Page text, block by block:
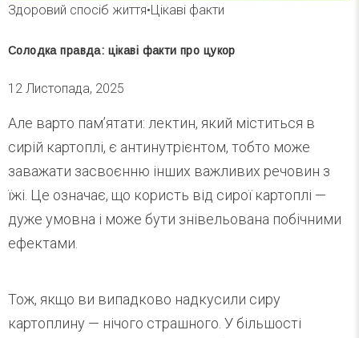
Здоровий спосіб життя•Цікаві факти
Солодка правда: цікаві факти про цукор
12 Листопада, 2025
Але варто пам’ятати: лектин, який міститься в
сирій картоплі, є антинутрієнтом, тобто може
заважати засвоєнню інших важливих речовин з
їжі. Це означає, що користь від сирої картоплі —
дуже умовна і може бути знівельована побічними
ефектами.
Тож, якщо ви випадково надкусили сиру
картоплину — нічого страшного. У більшості